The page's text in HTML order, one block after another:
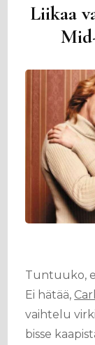
Liikaa
Tuntuuko,
Ei hätää,
vaihtelu
bisse